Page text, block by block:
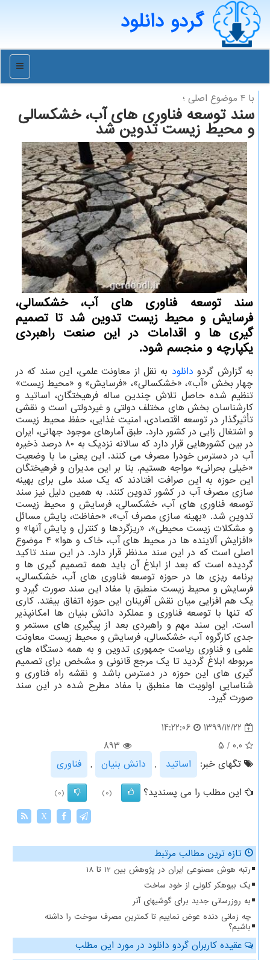
گردو دانلود
منو
با ۴ موضوع اصلی ؛
سند توسعه فناوری های آب، خشكسالی
و محیط زیست تدوین شد
سند توسعه فناوری های آب، خشکسالی،
فرسایش و محیط زیست تدوین شد تا تصمیم
گیری ها و اقدامات در این صنعت راهبردی
یکپارچه و منجسم شود.
به گزارش گردو دانلود به نقل از معاونت علمی، این سند که در
چهار بخش «آب»، «خشکسالی»، «فرسایش» و «محیط زیست»
تنظیم شده حاصل تلاش چندین ساله فرهیختگان، اساتید و
کارشناسان بخش های مختلف دولتی و غیردولتی است و نقشی
تأثیرگذار در توسعه اقتصادی، امنیت غذایی، حفظ محیط زیست
و اشتغال زایی در کشور دارد. طبق آمارهای موجود جهانی، ایران
در بین کشورهایی قرار دارد که سالانه نزدیک به ۸۰ درصد ذخیره
آب در دسترس خودرا مصرف می کنند. این یعنی ما با وضعیت
«خیلی بحرانی» مواجه هستیم. بنا بر این مدیران و فرهیختگان
این حوزه به این صرافت افتادند که یک سند ملی برای بهینه
سازی مصرف آب در کشور تدوین کنند. به همین دلیل نیز سند
توسعه فناوری های آب، خشکسالی، فرسایش و محیط زیست
تدوین شد. «بهینه سازی مصرف آب»، «حفاظت، پایش مسائل
و مشکلات زیست محیطی»، «ریزگردها و کنترل و پایش آنها» و
«افزایش آلاینده ها در محیط های آب، خاک و هوا» ۴ موضوع
اصلی است که در این سند مدنظر قرار دارد. در این سند تاکید
گردیده است که بعد از ابلاغ آن باید همه تصمیم گیری ها و
برنامه ریزی ها در حوزه توسعه فناوری های آب، خشکسالی،
فرسایش و محیط زیست منطبق با مفاد این سند صورت گیرد و
یک هم افزایی میان نقش آفرینان این حوزه اتفاق بیفتد. کاری
که تنها با توسعه فناوری و عملکرد دانش بنیان ها امکانپذیر
است. این سند مهم و راهبردی بعد از پیگیری های مستمر و
جدی کارگروه آب، خشکسالی، فرسایش و محیط زیست معاونت
علمی و فناوری ریاست جمهوری تدوین و به همه دستگاه های
مربوطه ابلاغ گردید تا یک مرجع قانونی و مشخص برای تصمیم
گیری های این حوزه در دسترس باشد و نقشه راه فناوری و
شناسایی اولویت ها منطبق با مفاد مطرح شده در این سند
صورت گیرد.
1399/12/22
14:22:06
0.0
/
5
893
تگهای خبر:
اساتید , دانش بنیان ,
فناوری
این مطلب را می پسندید؟
(0)
(0)
X
تازه ترین مطالب مرتبط
رتبه هوش مصنوعی ایران در پژوهش بین 12 تا 18
یک بیوهکر کلونی از خود ساخت
به روزرسانی جدید برای گوشیهای آنر
چه زمانی دنده عوض نماییم تا کمترین مصرف سوخت را داشته
باشیم؟
عقیده کاربران گردو دانلود در مورد این مطلب